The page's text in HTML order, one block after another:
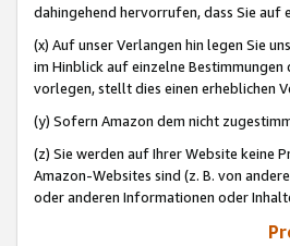
dahingehend hervorrufen, dass Sie auf
(x) Auf unser Verlangen hin legen Sie
im Hinblick auf einzelne
vorlegen, stellt dies einen erheblichen
(y) Sofern Amazon dem nicht
(z) Sie werden auf Ihrer Website keine
Amazon-Websites sind (z. B. von
oder anderen Informationen oder